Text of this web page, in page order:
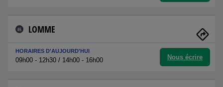
65 LOMME
HORAIRES D'AUJOURD'HUI
09h00 - 12h30 / 14h00 - 16h00 Nous écrire